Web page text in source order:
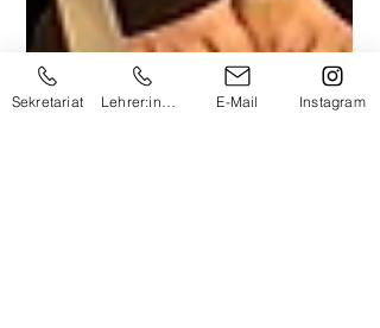
Sekretariat E-Mail Instagram